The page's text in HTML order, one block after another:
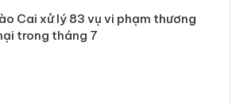
Cai xử lý 83 vụ vi phạm thương
trong tháng 7